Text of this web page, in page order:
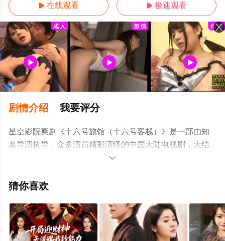
 在线观看  极速观看
剧情介绍 我要评分
星空影院爽剧《十六号旅馆（十六号客栈）》是一部由知
名导演执导，众多演员精彩演绎的中国大陆电视剧，大结
局剧情已揭晓（1-1全集），手机免费观看高清无删减完整
电视剧、电视猫或剧情网等平台了解。

猜你喜欢